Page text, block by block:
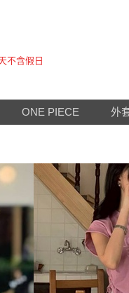
不含假日
貨或換貨
不含假日
ONE PIECE 外